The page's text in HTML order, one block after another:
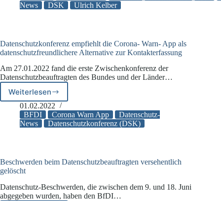
ein
News
DSK Ulrich Kelber
Datenschutzkonferenz empfiehlt die Corona- Warn- App als
datenschutzfreundlichere Alternative zur Kontakterfassung
Am 27.01.2022 fand die erste Zwischenkonferenz der
Datenschutzbeauftragten des Bundes und der Länder…
WeiterlesenDatenschutzkonferenz
empfiehlt
die
Corona-
datenschutzfreundlichere
Kontakterfassung
01.02.2022
BFDI
Corona Warn App
Datenschutz-
News
Datenschutzkonferenz (DSK)
Beschwerden beim Datenschutzbeauftragten versehentlich
gelöscht
Datenschutz-Beschwerden, die zwischen dem 9. und 18. Juni
abgegeben wurden, haben den BfDI…